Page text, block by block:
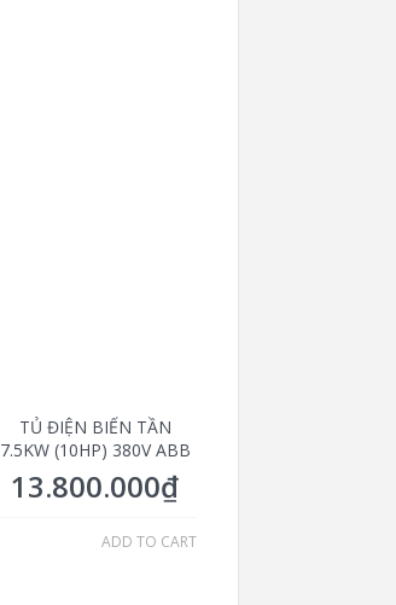
TỦ ĐIỆN BIẾN TẦN
7.5KW (10HP) 380V ABB
13.800.000₫
ADD TO CART